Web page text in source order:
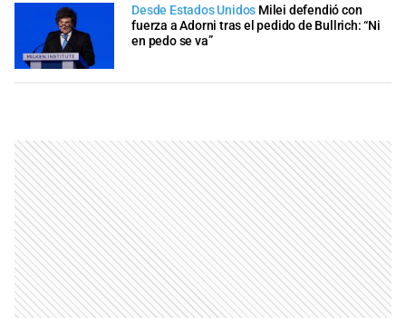
Desde Estados Unidos Milei defendió con
fuerza a Adorni tras el pedido de Bullrich: “Ni
en pedo se va”